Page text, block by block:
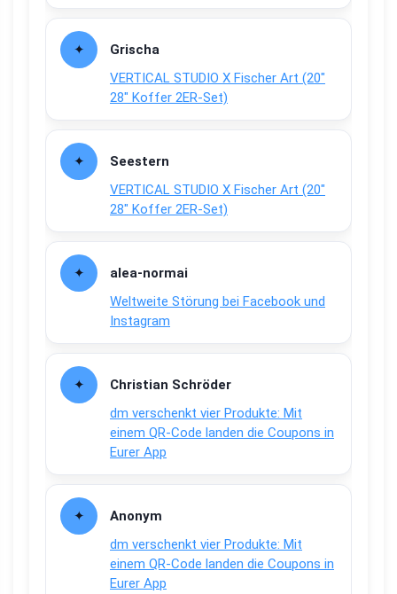
Grischa
VERTICAL STUDIO X Fischer Art (20″
28″ Koffer 2ER-Set)
Seestern
VERTICAL STUDIO X Fischer Art (20″
28″ Koffer 2ER-Set)
alea-normai
Weltweite Störung bei Facebook und
Instagram
Christian Schröder
dm verschenkt vier Produkte: Mit
einem QR-Code landen die Coupons in
Eurer App
Anonym
dm verschenkt vier Produkte: Mit
einem QR-Code landen die Coupons in
Eurer App